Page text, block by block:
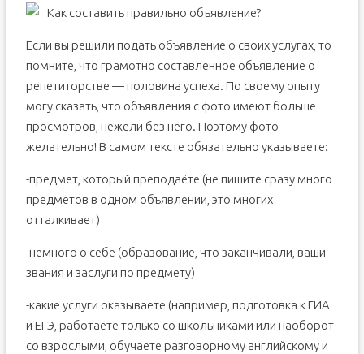
Как составить правильно объявление?
Если вы решили подать объявление о своих услугах, то
помните, что грамотно составленное объявление о
репетиторстве — половина успеха. По своему опыту
могу сказать, что объявления с фото имеют больше
просмотров, нежели без него. Поэтому фото
желательно! В самом тексте обязательно указываете:
-предмет, который преподаёте (не пишите сразу много
предметов в одном объявлении, это многих
отталкивает)
-немного о себе (образование, что заканчивали, ваши
звания и заслуги по предмету)
-какие услуги оказываете (например, подготовка к ГИА
и ЕГЭ, работаете только со школьниками или наоборот
со взрослыми, обучаете разговорному английскому и